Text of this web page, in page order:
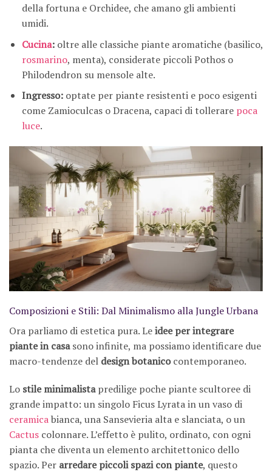
della fortuna e Orchidee, che amano gli ambienti
umidi.
Cucina:oltre alle classiche piante aromatiche (basilico,
rosmarino, menta), considerate piccoli Pothos o
Philodendron su mensole alte.
Ingresso:optate per piante resistenti e poco esigenti
come Zamioculcas o Dracena, capaci di tollerare poca
luce.
Composizioni e Stili: Dal Minimalismo alla Jungle Urbana
Ora parliamo di estetica pura. Leidee per integrare
piante in casasono infinite, ma possiamo identificare due
macro-tendenze del design botanicocontemporaneo.
Lo stile minimalistapredilige poche piante scultoree di
grande impatto: un singolo Ficus Lyrata in un vaso di
ceramicabianca, una Sansevieria alta e slanciata, o un
Cactus colonnare. L’effetto è pulito, ordinato, con ogni
pianta che diventa un elemento architettonico dello
spazio. Per arredare piccoli spazi con piante, questo